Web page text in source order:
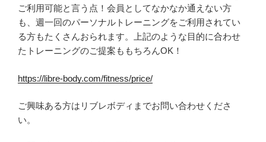
ご利用可能と言う点！会員としてなかなか通えない方
も、週一回のパーソナルトレーニングをご利用されてい
る方もたくさんおられます。上記のような目的に合わせ
たトレーニングのご提案ももちろんOK！
https://libre-body.com/fitness/price/
ご興味ある方はリブレボディまでお問い合わせくださ
い。